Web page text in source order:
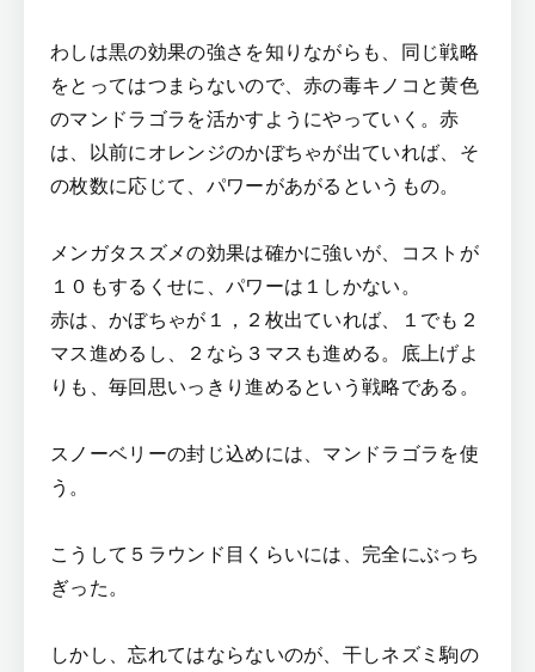
わしは黒の効果の強さを知りながらも、同じ戦略
をとってはつまらないので、赤の毒キノコと黄色
のマンドラゴラを活かすようにやっていく。赤
は、以前にオレンジのかぼちゃが出ていれば、そ
の枚数に応じて、パワーがあがるというもの。
メンガタスズメの効果は確かに強いが、コストが
１０もするくせに、パワーは１しかない。
赤は、かぼちゃが１，２枚出ていれば、１でも２
マス進めるし、２なら３マスも進める。底上げよ
りも、毎回思いっきり進めるという戦略である。
スノーベリーの封じ込めには、マンドラゴラを使
う。
こうして５ラウンド目くらいには、完全にぶっち
ぎった。
しかし、忘れてはならないのが、干しネズミ駒の